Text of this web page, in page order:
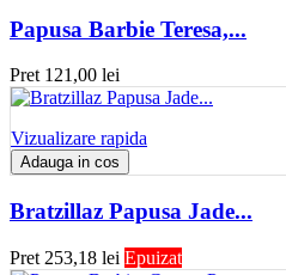
Papusa Barbie Teresa,...
Pret 121,00 lei
Vizualizare rapida
Adauga in cos
Bratzillaz Papusa Jade...
Pret 253,18 lei Epuizat